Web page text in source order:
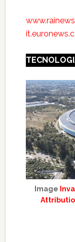
Image